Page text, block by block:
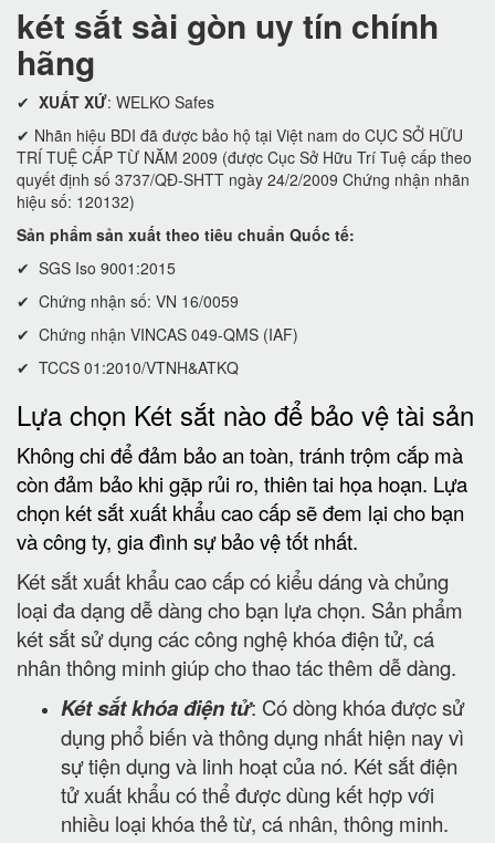
két sắt sài gòn uy tín chính
hãng
✔ XUẤT XỨ: WELKO Safes
✔ Nhãn hiệu BDI đã được bảo hộ tại Việt nam do CỤC SỞ HỮU
TRÍ TUỆ CẤP TỪ NĂM 2009 (được Cục Sở Hữu Trí Tuệ cấp theo
quyết định số 3737/QĐ-SHTT ngày 24/2/2009 Chứng nhận nhãn
hiệu số: 120132)
Sản phẩm sản xuất theo tiêu chuẩn Quốc tế:
✔ SGS Iso 9001:2015
✔ Chứng nhận số: VN 16/0059
✔ Chứng nhận VINCAS 049-QMS (IAF)
✔ TCCS 01:2010/VTNH&ATKQ
Lựa chọn Két sắt nào để bảo vệ tài sản
Không chi để đảm bảo an toàn, tránh trộm cắp mà
còn đảm bảo khi gặp rủi ro, thiên tai họa hoạn. Lựa
chọn két sắt xuất khẩu cao cấp sẽ đem lại cho bạn
và công ty, gia đình sự bảo vệ tốt nhất.
Két sắt xuất khẩu cao cấp có kiểu dáng và chủng
loại đa dạng dễ dàng cho bạn lựa chọn. Sản phẩm
két sắt sử dụng các công nghệ khóa điện tử, cá
nhân thông minh giúp cho thao tác thêm dễ dàng.
Két sắt khóa điện tử: Có dòng khóa được sử
dụng phổ biến và thông dụng nhất hiện nay vì
sự tiện dụng và linh hoạt của nó. Két sắt điện
tử xuất khẩu có thể được dùng kết hợp với
nhiều loại khóa thẻ từ, cá nhân, thông minh.